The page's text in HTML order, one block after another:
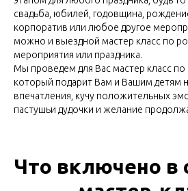
свадьба, юбилей, годовщина,
корпоратив или любое другое
можно и выездной мастер класс по
мероприятия или праздника.
Мы проведем для Вас мастер класс по
который подарит Вам и Вашим детям
впечатления, кучу положительных
пастушьи дудочки и желание
Что включено в